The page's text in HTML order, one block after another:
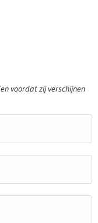
voordat zij verschijnen